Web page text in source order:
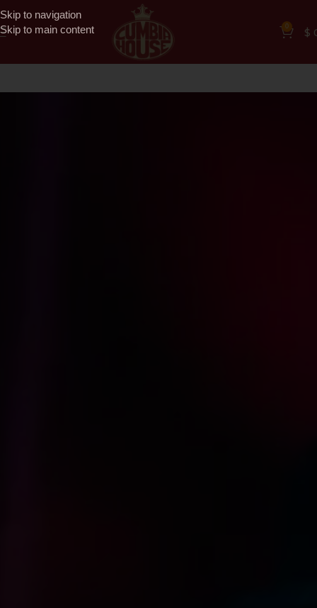
Skip to navigation
Skip to main content
0 $